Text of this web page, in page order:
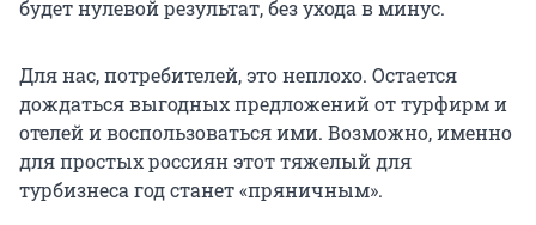
будет нулевой результат, без ухода в минус.
Для нас, потребителей, это неплохо. Остается
дождаться выгодных предложений от турфирм и
отелей и воспользоваться ими. Возможно, именно
для простых россиян этот тяжелый для
турбизнеса год станет «пряничным».